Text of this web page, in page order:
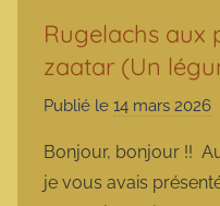
Rugelachs aux
zaatar (Un
Publié le 14 mars 2026
r
Bonjour, bonjour !!
je vous avais